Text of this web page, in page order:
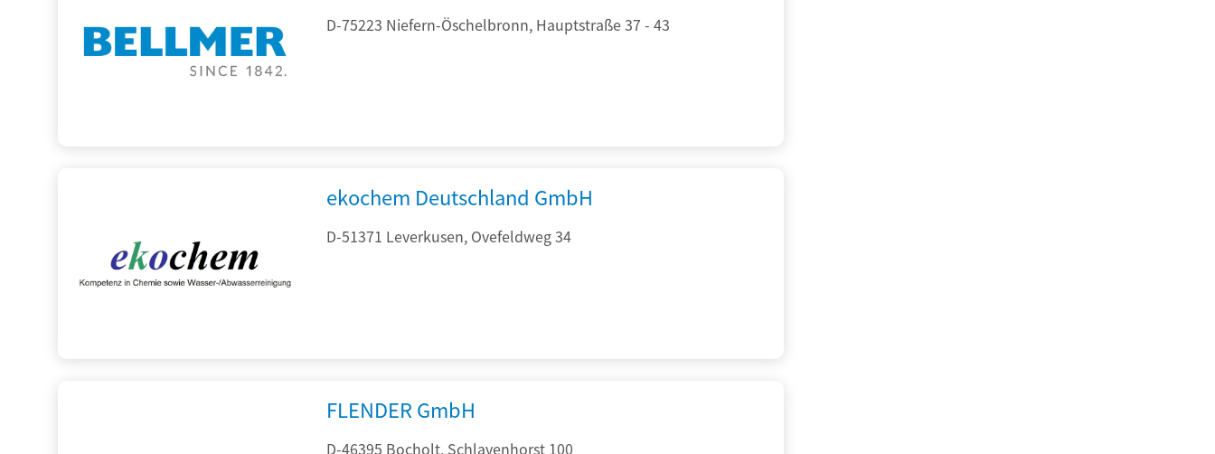
D-75223 Niefern-Öschelbronn, Hauptstraße 37 - 43
ekochem Deutschland GmbH
D-51371 Leverkusen, Ovefeldweg 34
FLENDER GmbH
D-46395 Bocholt, Schlavenhorst 100